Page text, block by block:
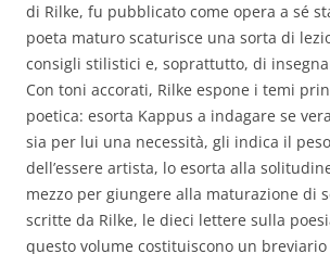
di Rilke, fu pubblicato come opera a sé
poeta maturo scaturisce una sorta di
consigli stilistici e, soprattutto, di
Con toni accorati, Rilke espone i temi
poetica: esorta Kappus a indagare se
sia per lui una necessità, gli indica il
dell’essere artista, lo esorta alla
mezzo per giungere alla maturazione di
scritte da Rilke, le dieci lettere sulla
questo volume costituiscono un